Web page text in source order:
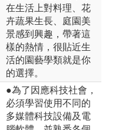
在生活上對料理、花
卉蔬果生長、庭園美
景感到興趣，帶著這
樣的熱情，很貼近生
活的園藝學類就是你
的選擇。
●為了因應科技社會，
必須學習使用不同的
多媒體科技設備及電